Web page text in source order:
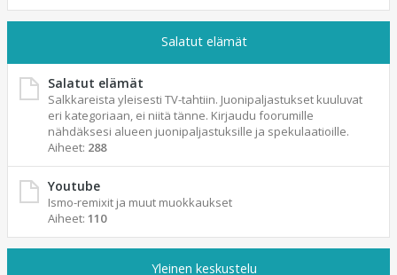
Salatut elämät
Salatut elämät
Salkkareista yleisesti TV-tahtiin. Juonipaljastukset kuuluvat
eri kategoriaan, ei niitä tänne. Kirjaudu foorumille
nähdäksesi alueen juonipaljastuksille ja spekulaatioille.
Aiheet: 288
Youtube
Ismo-remixit ja muut muokkaukset
Aiheet: 110
Yleinen keskustelu